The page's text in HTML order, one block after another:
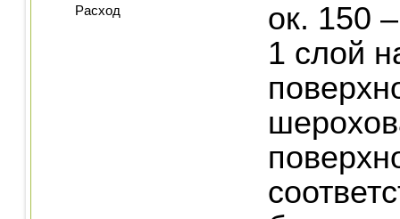
Расход
ок. 150
1 слой